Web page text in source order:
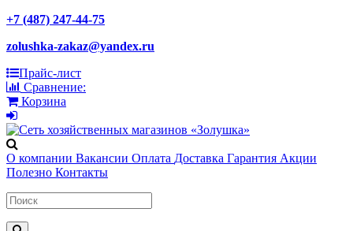
+7 (487) 247-44-75
zolushka-zakaz@yandex.ru
Прайс-лист
Сравнение:
Корзина
О компании Вакансии Оплата Доставка Гарантия Акции
Полезно Контакты